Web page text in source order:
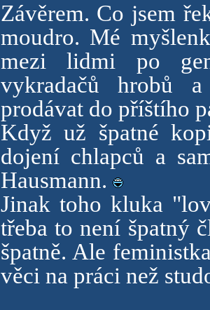
Závěrem. Co jsem
moudro. Mé
mezi lidmi po
vykradačů hrobů
prodávat do příštího
Když už špatné
dojení chlapců a
Hausmann.
Jinak toho kluka
třeba to není špatný
špatně. Ale
věci na práci než